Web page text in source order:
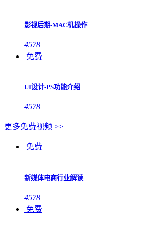
影视后期-MAC机操作
4578
免费
UI设计-PS功能介绍
4578
更多免费视频 >>
免费
新媒体电商行业解读
4578
免费